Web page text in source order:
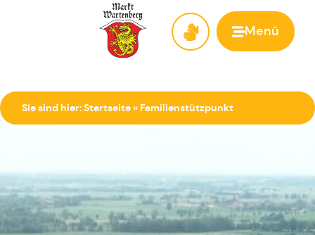
Menü
Sie sind hier:Startseite » Familienstützpunkt